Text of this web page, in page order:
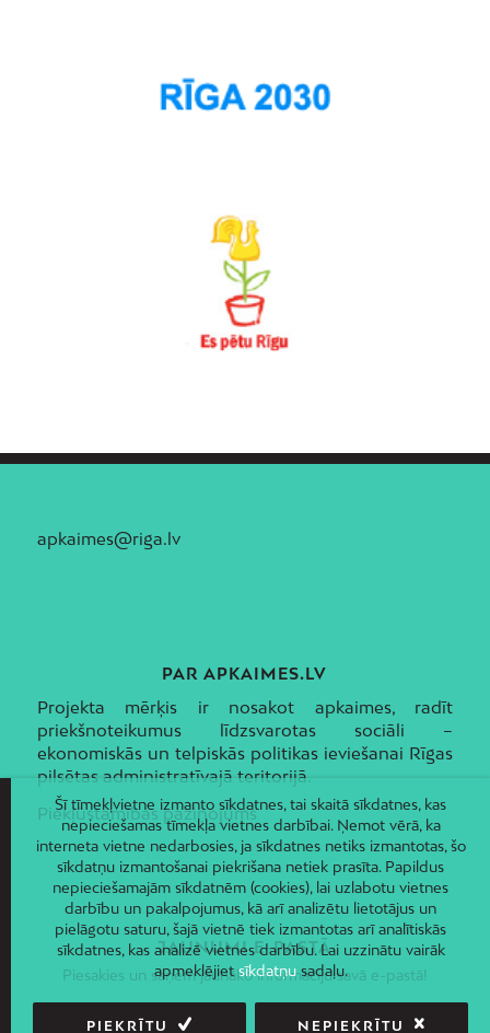
apkaimes@riga.lv
PAR APKAIMES.LV
Projekta mērķis ir nosakot apkaimes, radīt
priekšnoteikumus līdzsvarotas sociāli –
ekonomiskās un telpiskās politikas ieviešanai Rīgas
pilsētas administratīvajā teritorijā.
Piekļūstamības paziņojums
JAUNUMI E-PASTĀ
Piesakies un saņem jaunāko informāciju savā e-pastā!
Šī tīmekļvietne izmanto sīkdatnes, tai skaitā sīkdatnes, kas
nepieciešamas tīmekļa vietnes darbībai. Ņemot vērā, ka
interneta vietne nedarbosies, ja sīkdatnes netiks izmantotas, šo
sīkdatņu izmantošanai piekrišana netiek prasīta. Papildus
nepieciešamajām sīkdatnēm (cookies), lai uzlabotu vietnes
darbību un pakalpojumus, kā arī analizētu lietotājus un
pielāgotu saturu, šajā vietnē tiek izmantotas arī analītiskās
sīkdatnes, kas analizē vietnes darbību. Lai uzzinātu vairāk
apmeklējietsīkdatņusadaļu.
PIEKRĪTU NEPIEKRĪTU